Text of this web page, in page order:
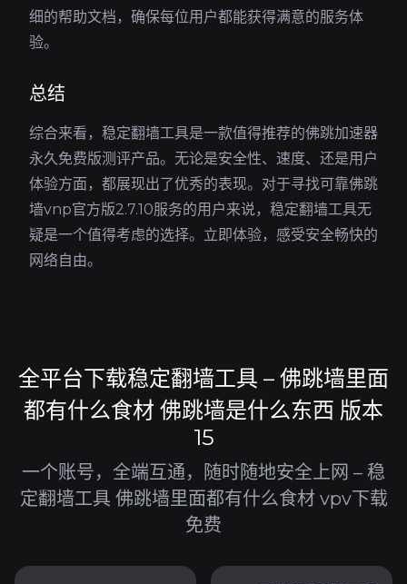
细的帮助文档，确保每位用户都能获得满意的服务体
验。
总结
综合来看，稳定翻墙工具是一款值得推荐的佛跳加速器
永久免费版测评产品。无论是安全性、速度、还是用户
体验方面，都展现出了优秀的表现。对于寻找可靠佛跳
墙vnp官方版2.7.10服务的用户来说，稳定翻墙工具无
疑是一个值得考虑的选择。立即体验，感受安全畅快的
网络自由。
全平台下载稳定翻墙工具 – 佛跳墙里面
都有什么食材 佛跳墙是什么东西 版本
15
一个账号，全端互通，随时随地安全上网 – 稳
定翻墙工具 佛跳墙里面都有什么食材 vpv下载
免费